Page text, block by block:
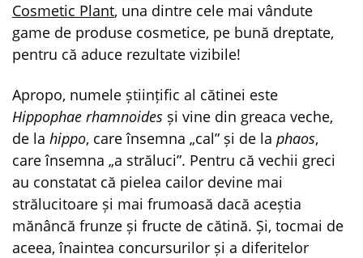
Cosmetic Plant, una dintre cele mai vândute
game de produse cosmetice, pe bună dreptate,
pentru că aduce rezultate vizibile!
Apropo, numele științific al cătinei este
Hippophae rhamnoides și vine din greaca veche,
de lahippo, care însemna „cal” și de laphaos,
care însemna „a străluci”. Pentru că vechii greci
au constatat că pielea cailor devine mai
strălucitoare și mai frumoasă dacă aceștia
mănâncă frunze și fructe de cătină. Și, tocmai de
aceea, înaintea concursurilor și a diferitelor